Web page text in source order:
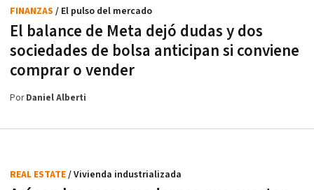
El balance de Meta dejó dudas y dos
sociedades de bolsa anticipan si conviene
comprar o vender
FINANZAS / El pulso del mercado
PorDaniel Alberti
REAL ESTATE/ Vivienda industrializada